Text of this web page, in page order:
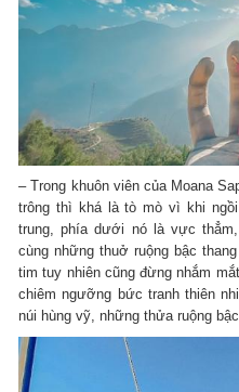
– Trong khuôn viên của Moana
trông thì khá là tò mò vì khi
trung, phía dưới nó là vực
cùng những thuở ruộng bậc
tim tuy nhiên cũng đừng nhắm
chiêm ngưỡng bức tranh thiên
núi hùng vỹ, những thửa ruộng